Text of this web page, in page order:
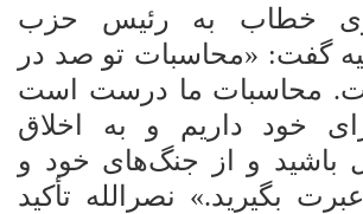
وی خطاب به رئیس حزب
گفت: «محاسبات تو صد در
محاسبات ما درست است
خود داریم و به اخلاق
باشید و از جنگ‌های خود و
بگیرید.» نصرالله تأکید